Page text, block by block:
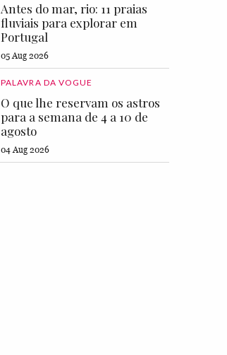
Antes do mar, rio: 11 praias
fluviais para explorar em
Portugal
05 Aug 2026
PALAVRA DA VOGUE
O que lhe reservam os astros
para a semana de 4 a 10 de
agosto
04 Aug 2026